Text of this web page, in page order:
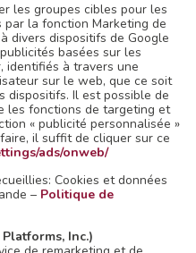
les groupes cibles pour les
la fonction Marketing de
divers dispositifs de Google
basées sur les
identifiés à travers une
sur le web, que ce soit
dispositifs. Il est possible de
les fonctions de targeting et
« publicité personnalisée »
il suffit de cliquer sur ce
ads/onweb/
Cookies et données
– Politique de
Inc.)